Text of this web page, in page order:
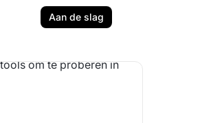
Aan de slag